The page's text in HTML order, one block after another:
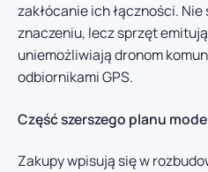
zakłócanie ich łączności.
znaczeniu, lecz sprzęt
uniemożliwiają dronom
odbiornikami GPS.
Część szerszego planu
Zakupy wpisują się w